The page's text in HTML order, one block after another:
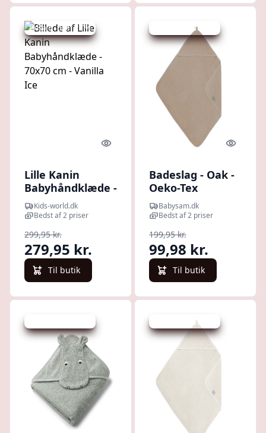
Udsalg - spar 25 %
Quick look
Lille Kanin
Babyhåndklæde -
70x70 cm -
Vanilla Ice
Kids-world.dk
Bedst af 2 priser
299,95 kr.
279,95 kr.
Til butik
Udsalg - spar 50 %
Quick
Badeslag - Oak -
Oeko-Tex
Babysam.dk
Bedst af 2 priser
199,95 kr.
99,98 kr.
Til butik
Udsalg - spar 50 %